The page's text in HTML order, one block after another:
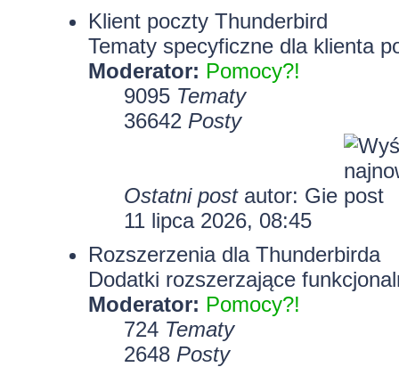
Klient poczty Thunderbird
Tematy specyficzne dla klienta
Moderator: Pomocy?!
9095 Tematy
36642 Posty
Ostatni postautor: Gie
11 lipca 2026, 08:45
Rozszerzenia dla Thunderbirda
Dodatki rozszerzające
Moderator: Pomocy?!
724 Tematy
2648 Posty